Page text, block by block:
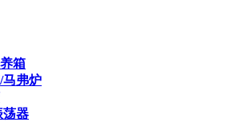
箱
马弗炉
荡器